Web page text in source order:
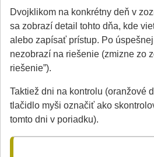
Dvojklikom na konkrétny deň v
sa zobrazí detail tohto dňa, kde
alebo zapísať prístup. Po
nezobrazí na riešenie (zmizne zo
riešenie”).
Taktiež dni na kontrolu (oranžové
tlačidlo myši označiť ako
tomto dni v poriadku).